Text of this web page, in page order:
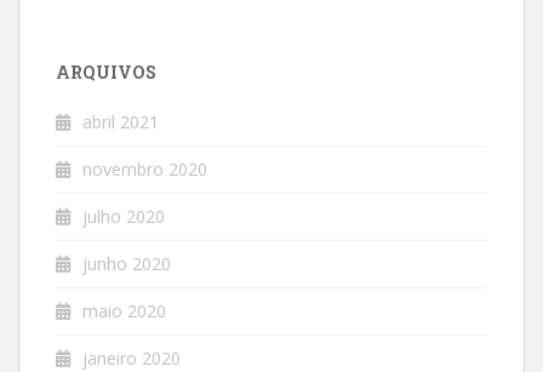
ARQUIVOS
abril 2021
novembro 2020
julho 2020
junho 2020
maio 2020
janeiro 2020